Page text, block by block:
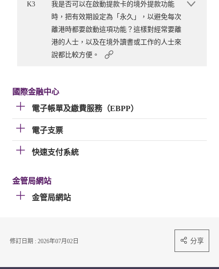
K3
我是否可以在啟動提款卡的境外提款功能
時，把有效期設定為「永久」，以避免每次
離港時都要啟動這項功能？這樣對經常要離
港的人士，以及在境外讀書或工作的人士來
說都比較方便。
國際金融中心
電子帳單及繳費服務（EBPP）
電子支票
快速支付系統
金管局網站
金管局網站
修訂日期 : 2026年07月02日 分享